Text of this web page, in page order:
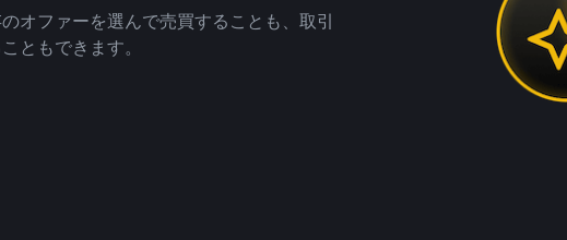
オファーを選んで売買することも、取引
ともできます。